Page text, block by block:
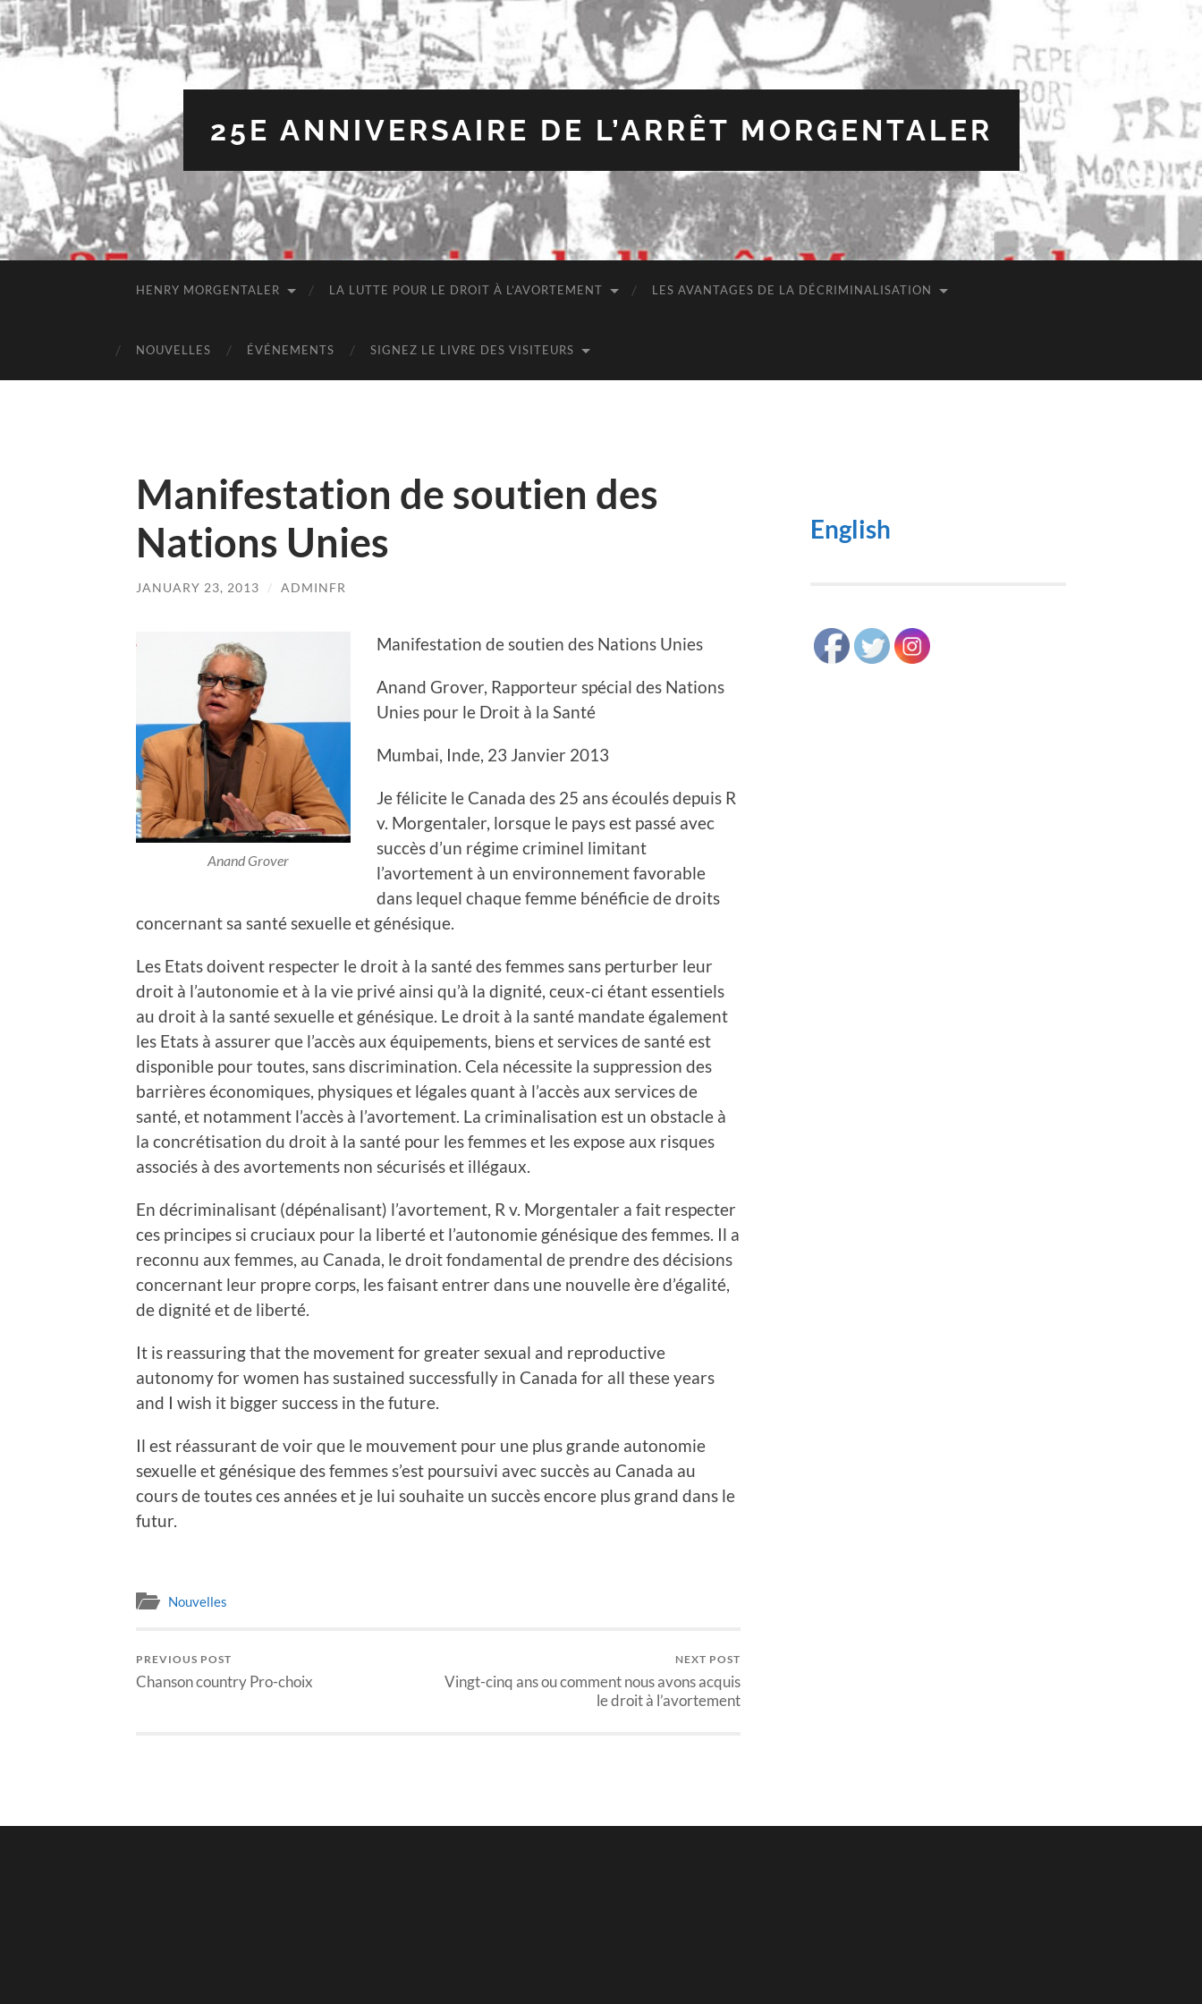
25E ANNIVERSAIRE DE L’ARRÊT MORGENTALER
HENRY MORGENTALER LA LUTTE POUR LE DROIT À L’AVORTEMENT LES AVANTAGES DE LA DÉCRIMINALISATION
NOUVELLES ÉVÉNEMENTS SIGNEZ LE LIVRE DES VISITEURS
Manifestation de soutien des
Nations Unies
JANUARY 23, 2013 / ADMINFR
Anand Grover
Manifestation de soutien des Nations Unies
Anand Grover, Rapporteur spécial des Nations
Unies pour le Droit à la Santé
Mumbai, Inde, 23 Janvier 2013
Je félicite le Canada des 25 ans écoulés depuis R
v. Morgentaler, lorsque le pays est passé avec
succès d’un régime criminel limitant
l’avortement à un environnement favorable
dans lequel chaque femme bénéficie de droits
concernant sa santé sexuelle et génésique.
Les Etats doivent respecter le droit à la santé des femmes sans perturber leur
droit à l’autonomie et à la vie privé ainsi qu’à la dignité, ceux-ci étant essentiels
au droit à la santé sexuelle et génésique. Le droit à la santé mandate également
les Etats à assurer que l’accès aux équipements, biens et services de santé est
disponible pour toutes, sans discrimination. Cela nécessite la suppression des
barrières économiques, physiques et légales quant à l’accès aux services de
santé, et notamment l’accès à l’avortement. La criminalisation est un obstacle à
la concrétisation du droit à la santé pour les femmes et les expose aux risques
associés à des avortements non sécurisés et illégaux.
En décriminalisant (dépénalisant) l’avortement, R v. Morgentaler a fait respecter
ces principes si cruciaux pour la liberté et l’autonomie génésique des femmes. Il a
reconnu aux femmes, au Canada, le droit fondamental de prendre des décisions
concernant leur propre corps, les faisant entrer dans une nouvelle ère d’égalité,
de dignité et de liberté.
It is reassuring that the movement for greater sexual and reproductive
autonomy for women has sustained successfully in Canada for all these years
and I wish it bigger success in the future.
Il est réassurant de voir que le mouvement pour une plus grande autonomie
sexuelle et génésique des femmes s’est poursuivi avec succès au Canada au
cours de toutes ces années et je lui souhaite un succès encore plus grand dans le
futur.
Nouvelles
PREVIOUS POST
Chanson country Pro-choix
NEXT POST
Vingt-cinq ans ou comment nous avons acquis
le droit à l’avortement
English